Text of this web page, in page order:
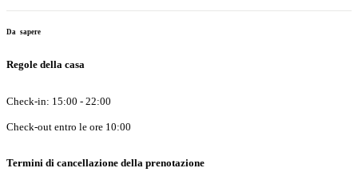
Da sapere
Regole della casa
Check-in: 15:00 - 22:00
Check-out entro le ore 10:00
Termini di cancellazione della prenotazione